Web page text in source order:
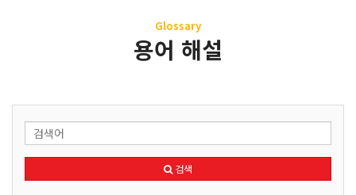
Glossary
용어 해설
검색